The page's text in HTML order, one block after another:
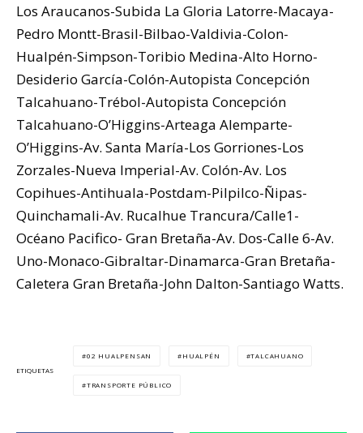
Los Araucanos-Subida La Gloria Latorre-Macaya-
Pedro Montt-Brasil-Bilbao-Valdivia-Colon-
Hualpén-Simpson-Toribio Medina-Alto Horno-
Desiderio García-Colón-Autopista Concepción
Talcahuano-Trébol-Autopista Concepción
Talcahuano-O’Higgins-Arteaga Alemparte-
O’Higgins-Av. Santa María-Los Gorriones-Los
Zorzales-Nueva Imperial-Av. Colón-Av. Los
Copihues-Antihuala-Postdam-Pilpilco-Ñipas-
Quinchamali-Av. Rucalhue Trancura/Calle1-
Océano Pacifico- Gran Bretaña-Av. Dos-Calle 6-Av.
Uno-Monaco-Gibraltar-Dinamarca-Gran Bretaña-
Caletera Gran Bretaña-John Dalton-Santiago Watts.
ETIQUETAS
02 HUALPENSAN HUALPÉN TALCAHUANO
TRANSPORTE PÚBLICO